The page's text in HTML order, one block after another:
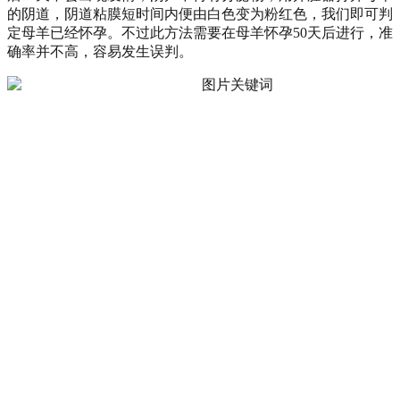
的阴道，阴道粘膜短时间内便由白色变为粉红色，我们即可判
定母羊已经怀孕。不过此方法需要在母羊怀孕50天后进行，准
确率并不高，容易发生误判。